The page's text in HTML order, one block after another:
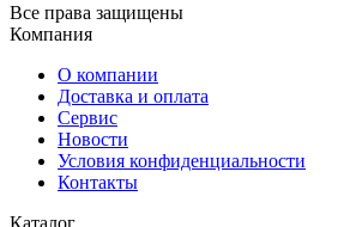
Все права защищены
Компания
О компании
Доставка и оплата
Сервис
Новости
Условия конфиденциальности
Контакты
Каталог